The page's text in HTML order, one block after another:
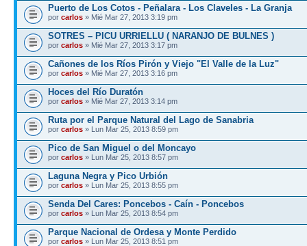
Puerto de Los Cotos - Peñalara - Los Claveles - La Granja
por carlos » Mié Mar 27, 2013 3:19 pm
SOTRES – PICU URRIELLU ( NARANJO DE BULNES )
por carlos » Mié Mar 27, 2013 3:17 pm
Cañones de los Ríos Pirón y Viejo "El Valle de la Luz"
por carlos » Mié Mar 27, 2013 3:16 pm
Hoces del Río Duratón
por carlos » Mié Mar 27, 2013 3:14 pm
Ruta por el Parque Natural del Lago de Sanabria
por carlos » Lun Mar 25, 2013 8:59 pm
Pico de San Miguel o del Moncayo
por carlos » Lun Mar 25, 2013 8:57 pm
Laguna Negra y Pico Urbión
por carlos » Lun Mar 25, 2013 8:55 pm
Senda Del Cares: Poncebos - Caín - Poncebos
por carlos » Lun Mar 25, 2013 8:54 pm
Parque Nacional de Ordesa y Monte Perdido
por carlos » Lun Mar 25, 2013 8:51 pm